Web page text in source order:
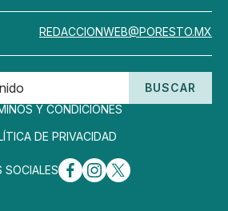
REDACCIONWEB@PORESTO.MX
BUSCAR
Y CONDICIONES
DE PRIVACIDAD
SOCIALES